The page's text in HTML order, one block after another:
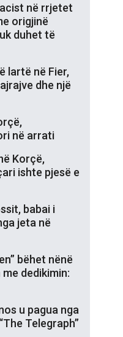
në rrjetet
origjinë
duhet të
lartë në Fier,
dhe një
në arrati
Korçë,
ishte pjesë e
babai i
jeta në
bëhet nënë
dedikimin:
u pagua nga
Telegraph”